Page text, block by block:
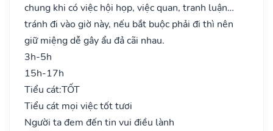
chung khi có việc hội họp, việc quan, tranh luận…
tránh đi vào giờ này, nếu bắt buộc phải đi thì nên
giữ miệng dễ gây ẩu đả cãi nhau.
3h-5h
15h-17h
Tiểu cát:TỐT
Tiểu cát mọi việc tốt tươi
Người ta đem đến tin vui điều lành